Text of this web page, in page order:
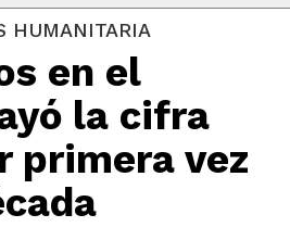
HUMANITARIA
en el
la cifra
primera vez